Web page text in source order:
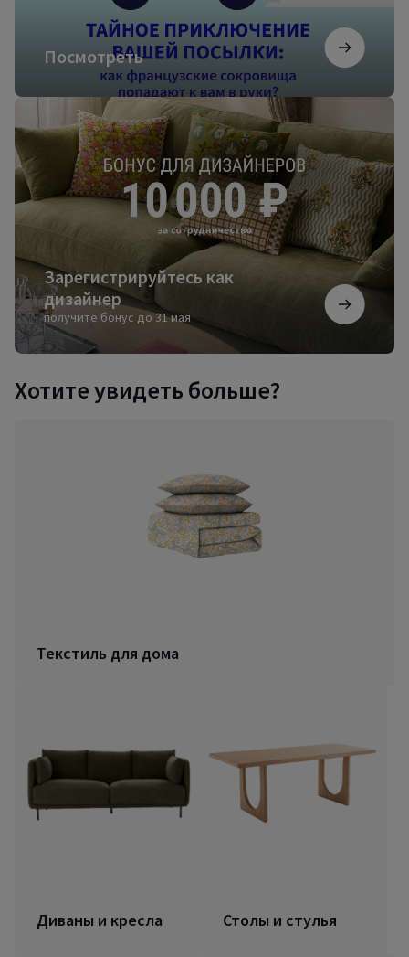
Посмотреть
Зарегистрируйтесь как
дизайнер
получите бонус до 31 мая
Зарегистрируйтесь
как
дизайнер
Хотите увидеть больше?
Текстиль для дома
Диваны и кресла Столы и стулья